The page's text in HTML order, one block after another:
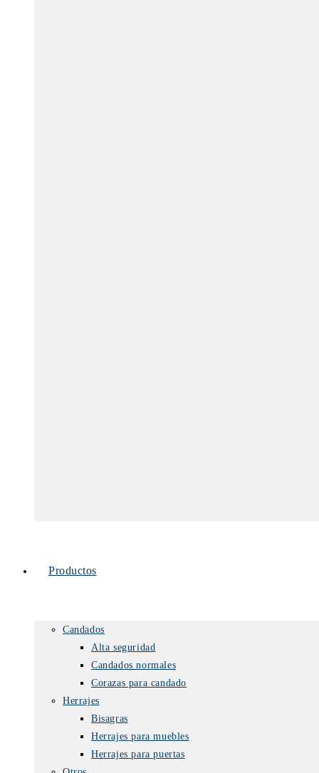
Productos
Candados
Alta seguridad
Candados normales
Corazas para candado
Herrajes
Bisagras
Herrajes para muebles
Herrajes para puertas